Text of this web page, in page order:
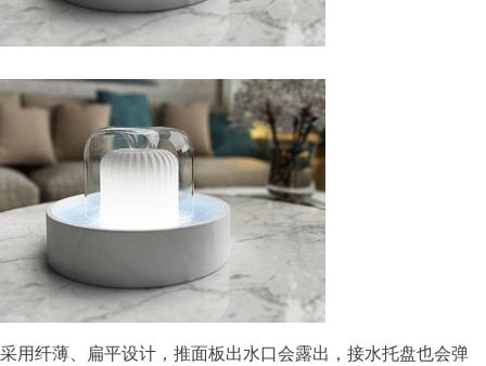
采用纤薄、扁平设计，推面板出水口会露出，接水托盘也会弹